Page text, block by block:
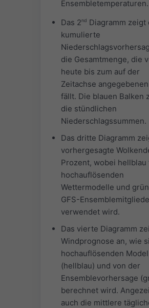
Ensembletemperaturen.
Das 2nd Diagramm zeigt
kumulierte
die Gesamtmenge, die
heute bis zum auf der
Zeitachse
fällt. Die blauen Balken
die stündlichen
Niederschlagssummen.
Das dritte Diagramm
vorhergesagte
Prozent, wobei hellblau
hochauflösenden
Wettermodelle und
GFS-
verwendet wird.
Das vierte Diagramm
Windprognose an, wie
hochauflösenden
(hellblau) und von der
Ensemblevorhersage
berechnet wird.
auch die mittlere